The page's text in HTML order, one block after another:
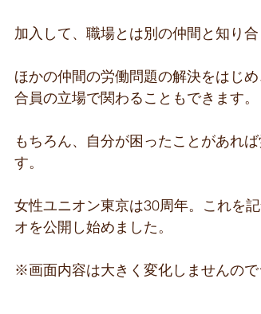
加入して、職場とは別の仲間と知り合
ほかの仲間の労働問題の解決をはじ
合員の立場で関わることもできます。
もちろん、自分が困ったことがあれ
す。
女性ユニオン東京は30周年。これを
オを公開し始めました。
※画面内容は大きく変化しませんので